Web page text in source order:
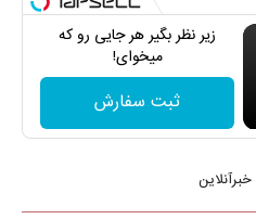
زیر نظر بگیر هر جایی رو که
میخوای!
ثبت سفارش
خبرآنلاین